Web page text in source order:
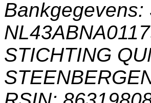
Bankgegevens:
STICHTING